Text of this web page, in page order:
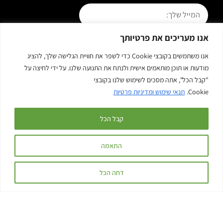
אנו מעריכים את פרטיותך
אנו משתמשים בקובצי Cookie כדי לשפר את חוויית הגלישה שלך, להציג
מודעות או תוכן מותאמים אישית ולנתח את התנועה שלנו. על ידי לחיצה על
"קבל הכל", אתה מסכים לשימוש שלנו בקובצי
Cookie. תנאי שימוש ומדיניות פרטיות
התאמה
דחה הכל
קבל הכל
אני מאשר/ת קבלת פניות ומידע שיווקי בכל אמצעי דיוור. ידוע
הפרטיותבאתר.
צרפו אותי!
אריזות נוה בע"מ © 2022